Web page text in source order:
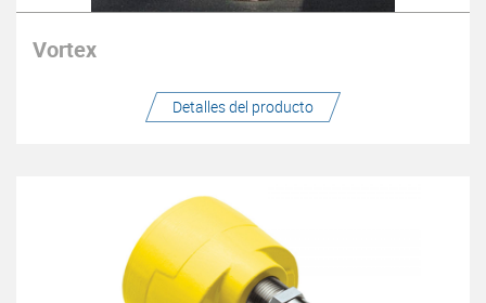
Vortex
Detalles del producto